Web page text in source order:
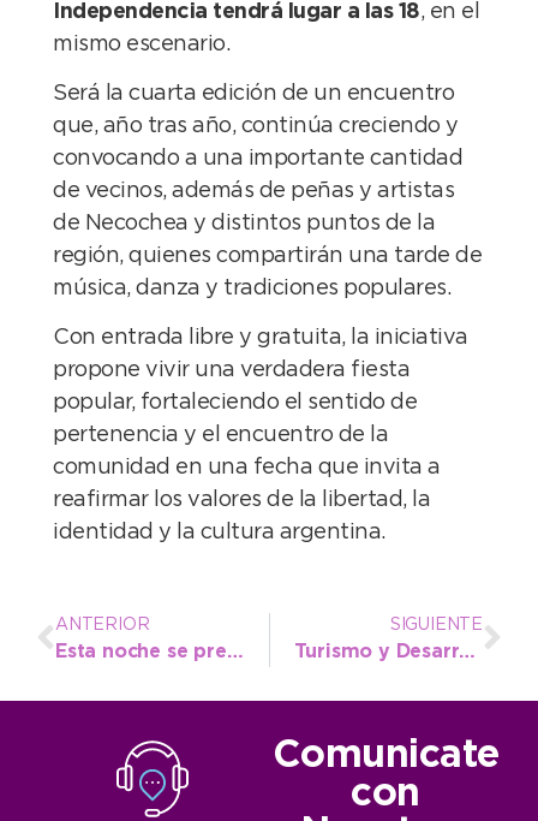
Independencia tendrá lugar a las 18, en el
mismo escenario.
Será la cuarta edición de un encuentro
que, año tras año, continúa creciendo y
convocando a una importante cantidad
de vecinos, además de peñas y artistas
de Necochea y distintos puntos de la
región, quienes compartirán una tarde de
música, danza y tradiciones populares.
Con entrada libre y gratuita, la iniciativa
propone vivir una verdadera fiesta
popular, fortaleciendo el sentido de
pertenencia y el encuentro de la
comunidad en una fecha que invita a
reafirmar los valores de la libertad, la
identidad y la cultura argentina.
ANTERIOR
Esta noche se presenta la Muestra de Invierno del Instituto Superior Municipal
SIGUIENTE
Turismo y Desarrollo Productivo: se suman alternativas recreativas para esta época del año
Comunicate
con